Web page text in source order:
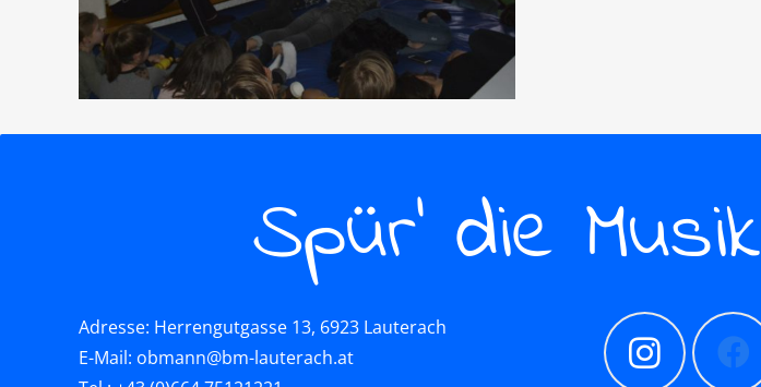
Spür’ die Musik
Adresse: Herrengutgasse 13, 6923 Lauterach
E-Mail: obmann@bm-lauterach.at